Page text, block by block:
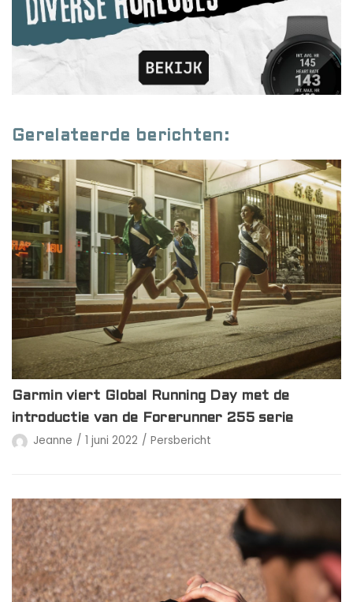
Gerelateerde berichten:
Garmin viert Global Running Day met de
introductie van de Forerunner 255 serie
Jeanne 1 juni 2022 Persbericht